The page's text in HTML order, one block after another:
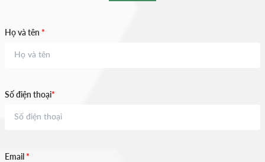
Họ và tên *
Số điện thoại*
Email *